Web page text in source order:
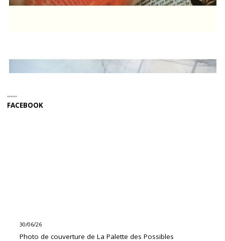
FACEBOOK
30/06/26
Photo de couverture de La Palette des Possibles